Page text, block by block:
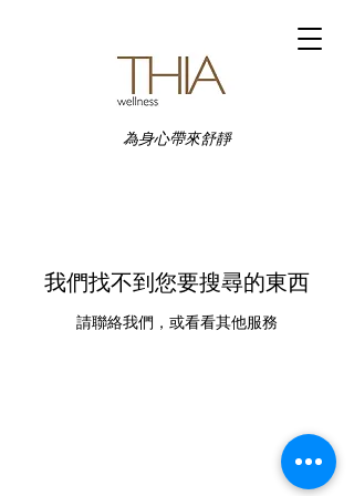
為身心帶來舒靜
我們找不到您要搜尋的東西
請聯絡我們，或看看其他服務